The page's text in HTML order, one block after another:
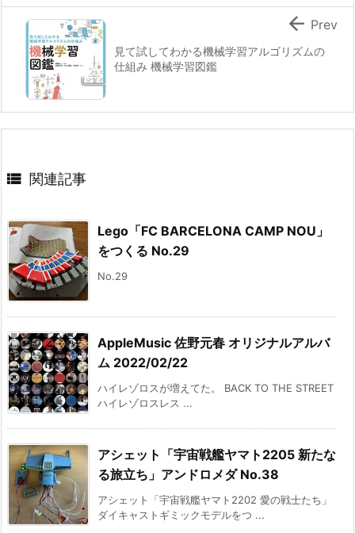
見て試してわかる機械学習アルゴリズムの
仕組み 機械学習図鑑
 Prev
 関連記事
Lego「FC BARCELONA CAMP NOU」
をつくる No.29
No.29
AppleMusic 佐野元春 オリジナルアルバ
ム 2022/02/22
ハイレゾロスが増えてた。 BACK TO THE STREET
ハイレゾロスレス ...
アシェット「宇宙戦艦ヤマト2205 新たな
る旅立ち」アンドロメダ No.38
アシェット「宇宙戦艦ヤマト2202 愛の戦士たち」
ダイキャストギミックモデルをつ ...